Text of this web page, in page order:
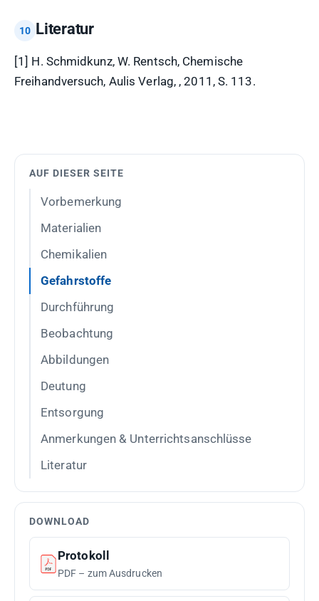
Literatur
[1] H. Schmidkunz, W. Rentsch, Chemische
Freihandversuch, Aulis Verlag, , 2011, S. 113.
AUF DIESER SEITE
Vorbemerkung
Materialien
Chemikalien
Gefahrstoffe
Durchführung
Beobachtung
Abbildungen
Deutung
Entsorgung
Anmerkungen & Unterrichtsanschlüsse
Literatur
DOWNLOAD
Protokoll
PDF – zum Ausdrucken